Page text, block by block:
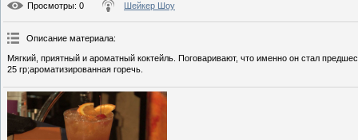
Просмотры: 0 Шейкер Шоу
Описание материала:
Мягкий, приятный и ароматный коктейль. Поговаривают, что именно он стал
25 гр;ароматизированная горечь.